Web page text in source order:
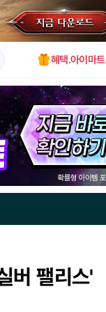
혜택.아이마트
버 팰리스'